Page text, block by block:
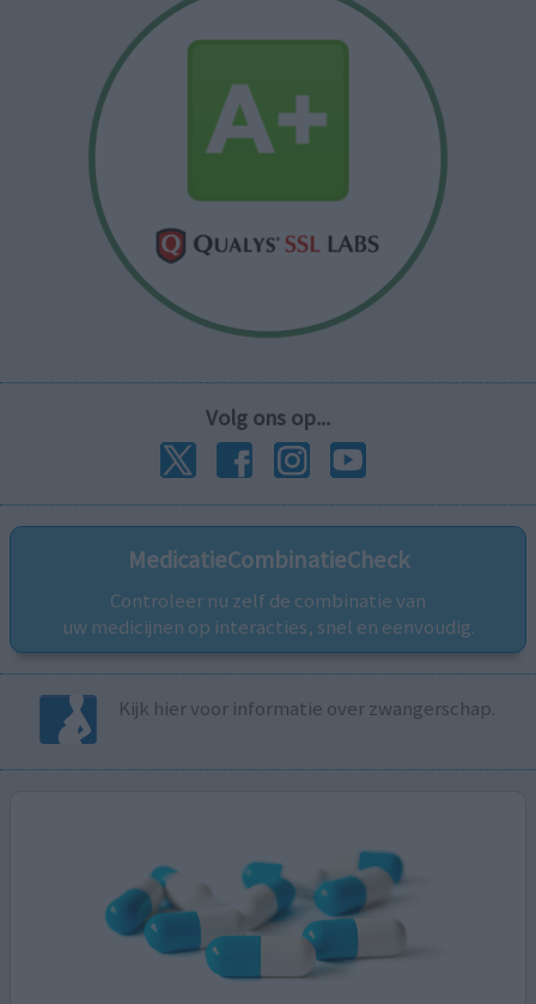
Volg ons op...
MedicatieCombinatieCheck
Controleer nu zelf de combinatie van
uw medicijnen op interacties, snel en eenvoudig.
Kijk hier voor informatie over zwangerschap.